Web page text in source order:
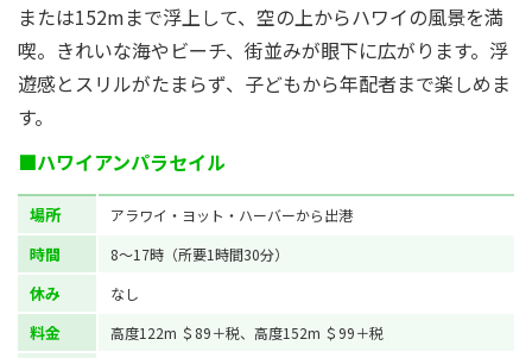
または152mまで浮上して、空の上からハワイの風景を満
喫。きれいな海やビーチ、街並みが眼下に広がります。浮
遊感とスリルがたまらず、子どもから年配者まで楽しめま
す。
■ハワイアンパラセイル
場所 アラワイ・ヨット・ハーバーから出港
時間 8〜17時（所要1時間30分）
休み なし
料金 高度122m ＄89＋税、高度152m ＄99＋税